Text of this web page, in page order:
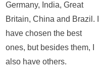
Germany, India, Great
Britain, China and Brazil. I
have chosen the best
ones, but besides them, I
also have others.